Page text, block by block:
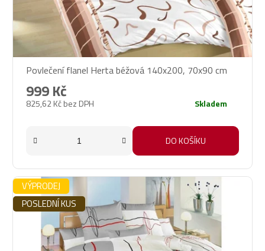
Povlečení flanel Herta béžová 140x200, 70x90 cm
825,62 Kč bez DPH
999 Kč
Skladem
DO KOŠÍKU
VÝPRODEJ
POSLEDNÍ KUS